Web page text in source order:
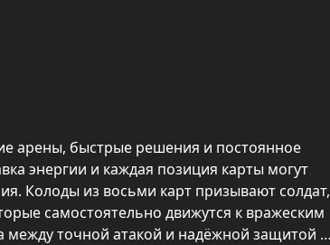
арены, быстрые решения и постоянное
энергии и каждая позиция карты могут
Колоды из восьми карт призывают солдат,
самостоятельно движутся к вражеским
между точной атакой и надёжной защитой